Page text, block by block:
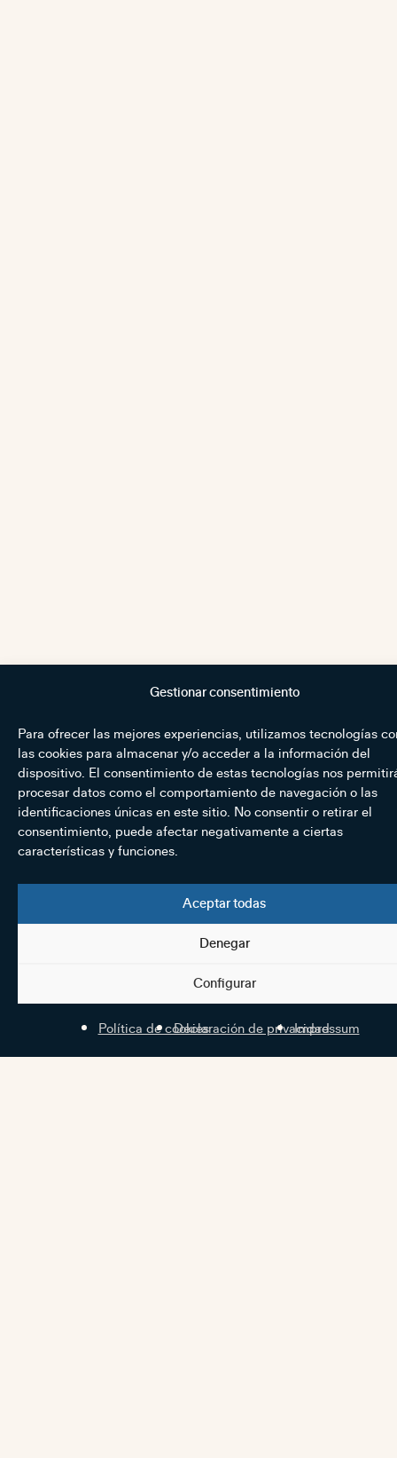
Gestionar consentimiento
Para ofrecer las mejores experiencias, utilizamos tecnologías
las cookies para almacenar y/o acceder a la información del
dispositivo. El consentimiento de estas tecnologías nos
procesar datos como el comportamiento de navegación o las
identificaciones únicas en este sitio. No consentir o retirar el
consentimiento, puede afectar negativamente a ciertas
características y funciones.
Aceptar todas
Denegar
Configurar
Política de cookiesDeclaración de privacidad
Impressum